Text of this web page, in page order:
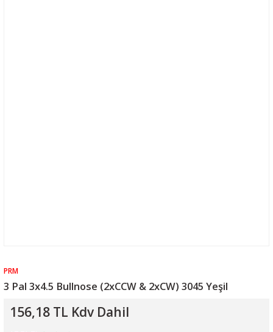
PRM
3 Pal 3x4.5 Bullnose (2xCCW & 2xCW) 3045 Yeşil
156,18 TL Kdv Dahil